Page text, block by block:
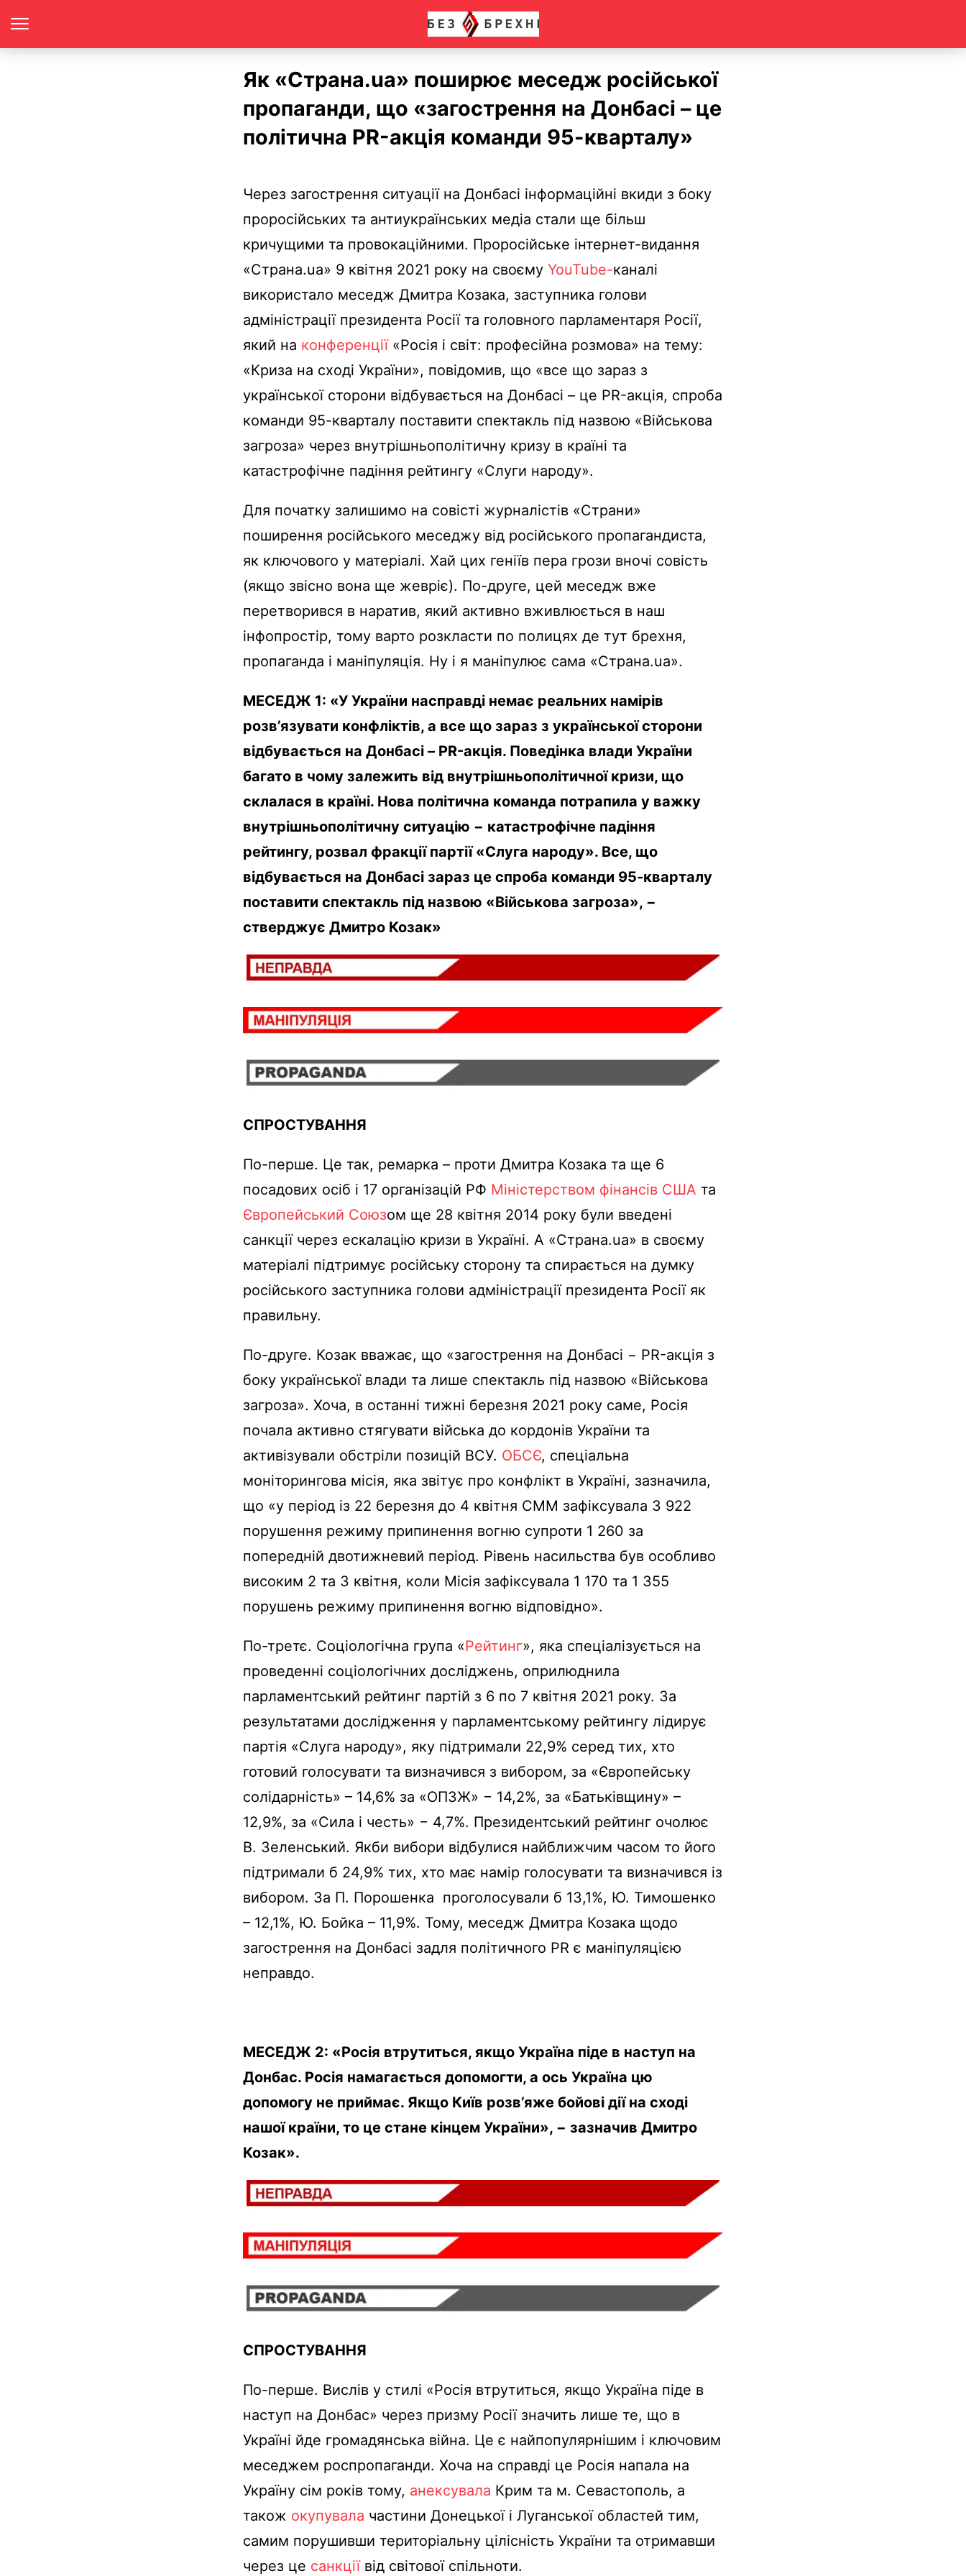
Як «Страна.ua» поширює меседж російської
пропаганди, що «загострення на Донбасі – це
політична PR-акція команди 95-кварталу»
Через загострення ситуації на Донбасі інформаційні вкиди з боку
проросійських та антиукраїнських медіа стали ще більш
кричущими та провокаційними. Проросійське інтернет-видання
«Страна.ua» 9 квітня 2021 року на своєму YouTube-каналі
використало меседж Дмитра Козака, заступника голови
адміністрації президента Росії та головного парламентаря Росії,
який на конференції«Росія і світ: професійна розмова» на тему:
«Криза на сході України», повідомив, що «все що зараз з
української сторони відбувається на Донбасі – це PR-акція, спроба
команди 95-кварталу поставити спектакль під назвою «Військова
загроза» через внутрішньополітичну кризу в країні та
катастрофічне падіння рейтингу «Слуги народу».
Для початку залишимо на совісті журналістів «Страни»
поширення російського меседжу від російського пропагандиста,
як ключового у матеріалі. Хай цих геніїв пера грози вночі совість
(якщо звісно вона ще жевріє). По-друге, цей меседж вже
перетворився в наратив, який активно вживлюється в наш
інфопростір, тому варто розкласти по полицях де тут брехня,
пропаганда і маніпуляція. Ну і я маніпулює сама «Страна.ua».
МЕСЕДЖ 1: «У України насправді немає реальних намірів
розв’язувати конфліктів, а все що зараз з української сторони
відбувається на Донбасі – PR-акція. Поведінка влади України
багато в чому залежить від внутрішньополітичної кризи, що
склалася в країні. Нова політична команда потрапила у важку
внутрішньополітичну ситуацію − катастрофічне падіння
рейтингу, розвал фракції партії «Слуга народу». Все, що
відбувається на Донбасі зараз це спроба команди 95-кварталу
поставити спектакль під назвою «Військова загроза», −
стверджує Дмитро Козак»
СПРОСТУВАННЯ
По-перше. Це так, ремарка – проти Дмитра Козака та ще 6
посадових осіб і 17 організацій РФ Міністерством фінансів США та
Європейський Союзом ще 28 квітня 2014 року були введені
санкції через ескалацію кризи в Україні. А «Страна.ua» в своєму
матеріалі підтримує російську сторону та спирається на думку
російського заступника голови адміністрації президента Росії як
правильну.
По-друге. Козак вважає, що «загострення на Донбасі − PR-акція з
боку української влади та лише спектакль під назвою «Військова
загроза». Хоча, в останні тижні березня 2021 року саме, Росія
почала активно стягувати війська до кордонів України та
активізували обстріли позицій ВСУ. ОБСЄ, спеціальна
моніторингова місія, яка звітує про конфлікт в Україні, зазначила,
що «у період із 22 березня до 4 квітня СММ зафіксувала 3 922
порушення режиму припинення вогню супроти 1 260 за
попередній двотижневий період. Рівень насильства був особливо
високим 2 та 3 квітня, коли Місія зафіксувала 1 170 та 1 355
порушень режиму припинення вогню відповідно».
По-третє. Соціологічна група «Рейтинг», яка спеціалізується на
проведенні соціологічних досліджень, оприлюднила
парламентський рейтинг партій з 6 по 7 квітня 2021 року. За
результатами дослідження у парламентському рейтингу лідирує
партія «Слуга народу», яку підтримали 22,9% серед тих, хто
готовий голосувати та визначився з вибором, за «Європейську
солідарність» – 14,6% за «ОПЗЖ» − 14,2%, за «Батьківщину» –
12,9%, за «Сила і честь» − 4,7%. Президентський рейтинг очолює
В. Зеленський. Якби вибори відбулися найближчим часом то його
підтримали б 24,9% тих, хто має намір голосувати та визначився із
вибором. За П. Порошенка проголосували б 13,1%, Ю. Тимошенко
– 12,1%, Ю. Бойка – 11,9%. Тому, меседж Дмитра Козака щодо
загострення на Донбасі задля політичного PR є маніпуляцією
неправдо.
МЕСЕДЖ 2: «Росія втрутиться, якщо Україна піде в наступ на
Донбас. Росія намагається допомогти, а ось Україна цю
допомогу не приймає. Якщо Київ розв’яже бойові дії на сході
нашої країни, то це стане кінцем України», − зазначив Дмитро
Козак».
СПРОСТУВАННЯ
По-перше. Вислів у стилі «Росія втрутиться, якщо Україна піде в
наступ на Донбас» через призму Росії значить лише те, що в
Україні йде громадянська війна. Це є найпопулярнішим і ключовим
меседжем роспропаганди. Хоча на справді це Росія напала на
Україну сім років тому, анексувала Крим та м. Севастополь, а
також окупувала частини Донецької і Луганської областей тим,
самим порушивши територіальну цілісність України та отримавши
через це санкціївід світової спільноти.